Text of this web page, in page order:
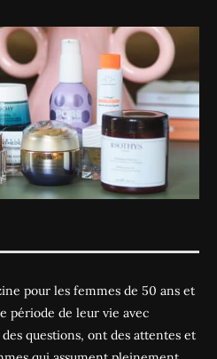
pour les femmes de 50 ans et
période de leur vie avec
questions, ont des attentes et